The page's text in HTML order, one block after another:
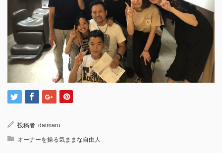
投稿者: daimaru
オーナーを操る気ままな自由人